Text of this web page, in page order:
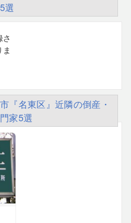
選
『名東区』近隣の倒産・
家5選